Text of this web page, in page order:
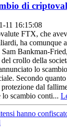
di
11 16:15:08
FTX, che
ha comunque
Bankman-
crollo della
lo
Secondo
protezione dal
scambio conti...